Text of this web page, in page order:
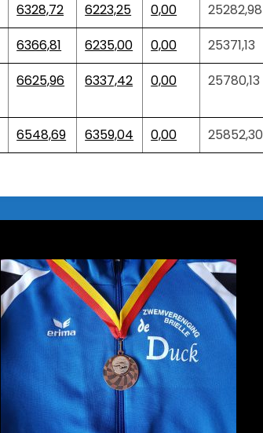
6328,72 6223,25 0,00
25282,98
6366,81 6235,00 0,00
25371,13
6625,96 6337,42 0,00 25780,13
6548,69 6359,04 0,00 25852,30